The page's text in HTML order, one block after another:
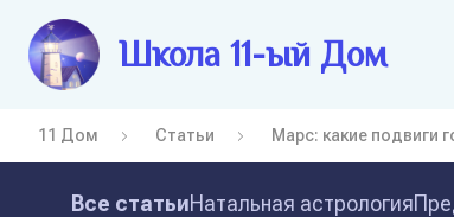
Школа 11-ый Дом
11 Дом Статьи Марс: какие подвиги
Все статьиНатальная астрология